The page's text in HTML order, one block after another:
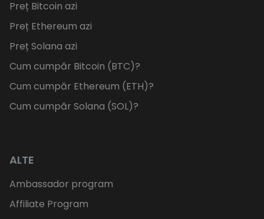
Preț Bitcoin azi
Preț Ethereum azi
Preț Solana azi
Cum cumpăr Bitcoin (BTC)?
Cum cumpăr Ethereum (ETH)?
Cum cumpăr Solana (SOL)?
ALTE
Ambassador program
Affiliate Program